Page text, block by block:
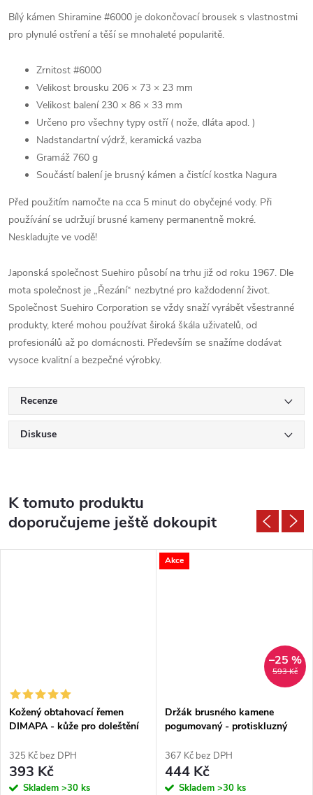
Bílý kámen Shiramine #6000 je dokončovací brousek s vlastnostmi
pro plynulé ostření a těší se mnohaleté popularitě.
Zrnitost #6000
Velikost brousku 206 × 73 × 23 mm
Velikost balení 230 × 86 × 33 mm
Určeno pro všechny typy ostří ( nože, dláta apod. )
Nadstandartní výdrž, keramická vazba
Gramáž 760 g
Součástí balení je brusný kámen a čistící kostka Nagura
Před použitím namočte na cca 5 minut do obyčejné vody. Při
používání se udržují brusné kameny permanentně mokré.
Neskladujte ve vodě!
Japonská společnost Suehiro působí na trhu již od roku 1967. Dle
mota společnost je „Řezání“ nezbytné pro každodenní život.
Společnost Suehiro Corporation se vždy snaží vyrábět všestranné
produkty, které mohou používat široká škála uživatelů, od
profesionálů až po domácnosti. Především se snažíme dodávat
vysoce kvalitní a bezpečné výrobky.
Recenze
Diskuse
K tomuto produktu
doporučujeme ještě dokoupit
Kožený obtahovací řemen
DIMAPA - kůže pro doleštění
325 Kč bez DPH
393 Kč
Skladem >30 ks
Akce
593 Kč
–25 %
Držák brusného kamene
pogumovaný - protiskluzný
367 Kč bez DPH
444 Kč
Skladem >30 ks